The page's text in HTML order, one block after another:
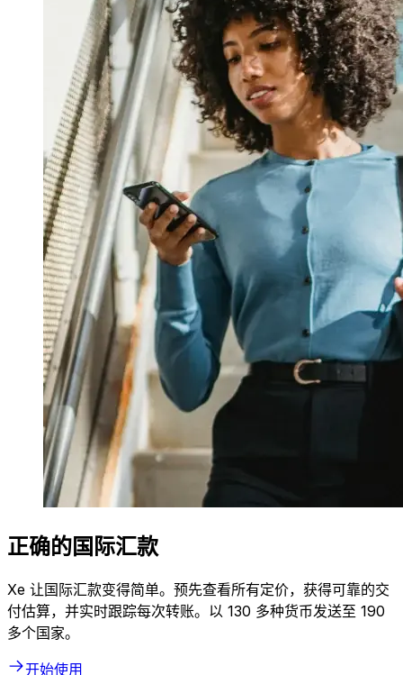
正确的国际汇款
Xe 让国际汇款变得简单。预先查看所有定价，获得可靠的交
付估算，并实时跟踪每次转账。以 130 多种货币发送至 190
多个国家。
开始使用